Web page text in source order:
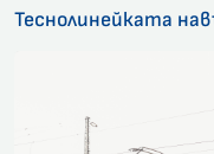
Теснолинейката